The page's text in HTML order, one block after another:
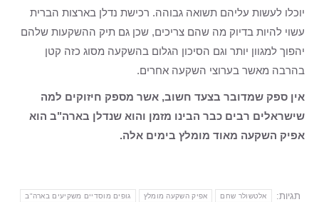
יוכלו לעשות עליהם תשואה גבוהה. רכישת נדלן בארצות הברית
עשוי להיות בדיוק מה שהם צריכים, שכן גם תיק ההשקעות שלהם
יהפוך למגוון יותר וגם הסיכון הגלום בהשקעה מסוג כזה קטן
בהרבה מאשר בערוצי השקעה אחרים.
אין ספק שמדובר בצעד חשוב, אשר מספק חיזוקים למה
שישראלים רבים כבר הבינו מזמן והוא שנדלן בארה"ב הוא
אפיק השקעה מאוד מומלץ בימים אלה.
תגיות: אלטשולר שחם אפיק השקעה מומלץ גופים מוסדיים משקיעים בארה"ב